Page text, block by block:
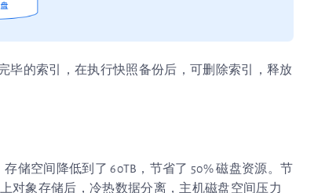
毕的索引，在执行快照备份后，可删除索引，释放
存储空间降低到了 60TB，节省了 50% 磁盘资源。节
对象存储后，冷热数据分离，主机磁盘空间压力